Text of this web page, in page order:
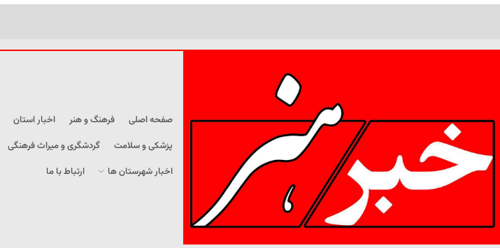
صفحه اصلی فرهنگ و هنر اخبار استان
پزشکی و سلامت
گردشگری و میراث فرهنگی
اخبار شهرستان ها
ارتباط با ما